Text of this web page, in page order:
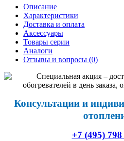
Описание
Характеристики
Доставка и оплата
Аксессуары
Товары серии
Аналоги
Отзывы и вопросы (0)
Консультации и
+7 (495) 798